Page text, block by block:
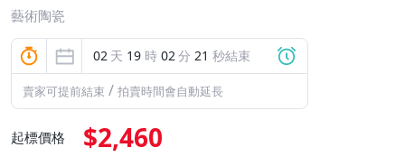
藝術陶瓷
02 天 19 時 02分 19 秒結束
賣家可提前結束 / 拍賣時間會自動延長
起標價格 $2,460